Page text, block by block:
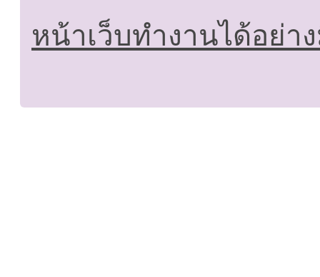
หน้าเว็บทำงานได้อย่า